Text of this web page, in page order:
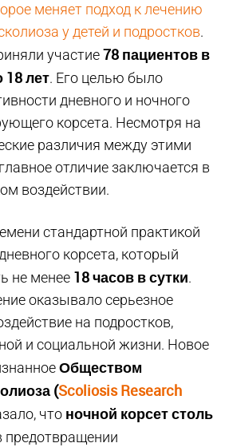
меняет подход к лечению
у детей и подростков.
участие78 пациентов в
18 лет. Его целью было
дневного и ночного
корсета. Несмотря на
различия между этими
отличие заключается в
воздействии.
стандартной практикой
корсета, который
не менее 18 часов в сутки.
оказывало серьезное
на подростков,
и социальной жизни. Новое
Обществом
(Scoliosis Research
что ночной корсет столь
предотвращении